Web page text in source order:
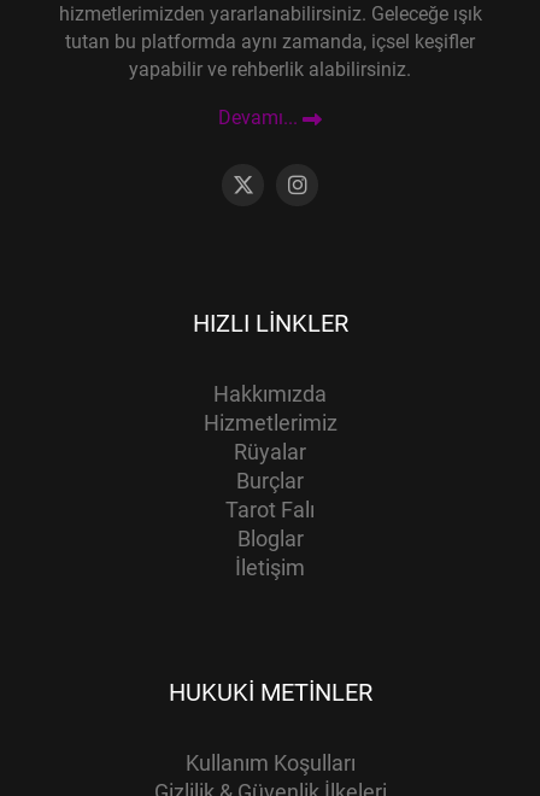
hizmetlerimizden yararlanabilirsiniz. Geleceğe ışık
tutan bu platformda aynı zamanda, içsel keşifler
yapabilir ve rehberlik alabilirsiniz.
Devamı...
HIZLI LINKLER
Hakkımızda
Hizmetlerimiz
Rüyalar
Burçlar
Tarot Falı
Bloglar
İletişim
HUKUKI METINLER
Kullanım Koşulları